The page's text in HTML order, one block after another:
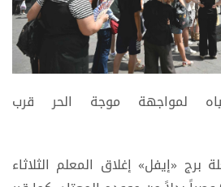
لمواجهة موجة الحر قرب
برج «إيفل» إغلاق المعلم الثلاثاء